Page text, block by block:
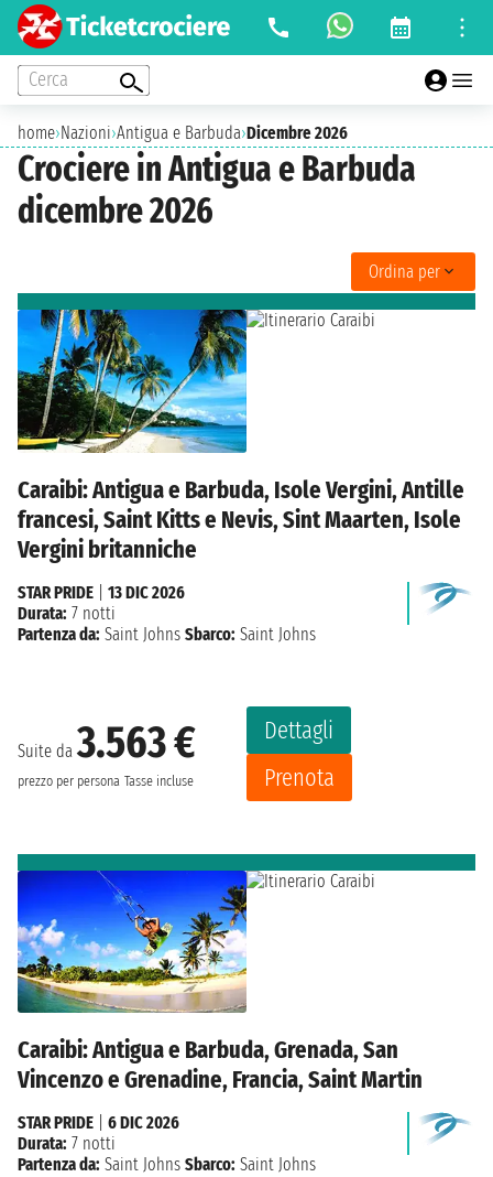
Cerca
home›Nazioni›Antigua e Barbuda›Dicembre 2026
Crociere in Antigua e Barbuda
dicembre 2026
Ordina per
Caraibi: Antigua e Barbuda, Isole Vergini, Antille
francesi, Saint Kitts e Nevis, Sint Maarten, Isole
Vergini britanniche
Suite da3.563 €
prezzo per persona Tasse incluse
Dettagli
Prenota
STAR PRIDE
13 DIC 2026
Durata: 7 notti
Partenza da: Saint Johns Sbarco: Saint Johns
Caraibi: Antigua e Barbuda, Grenada, San
Vincenzo e Grenadine, Francia, Saint Martin
STAR PRIDE
6 DIC 2026
Durata: 7 notti
Partenza da: Saint Johns Sbarco: Saint Johns